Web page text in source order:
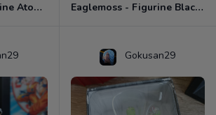
Eaglemoss - Figurine Atom - DC Comics - Plomb Eaglemoss - Figurine Black Lightning - DC Comics - Plomb
Gokusan29